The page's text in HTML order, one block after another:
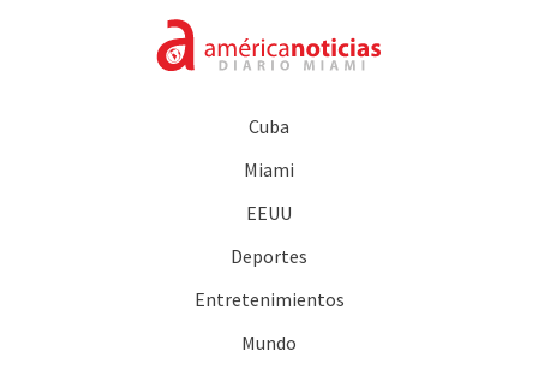
Cuba
Miami
EEUU
Deportes
Entretenimientos
Mundo